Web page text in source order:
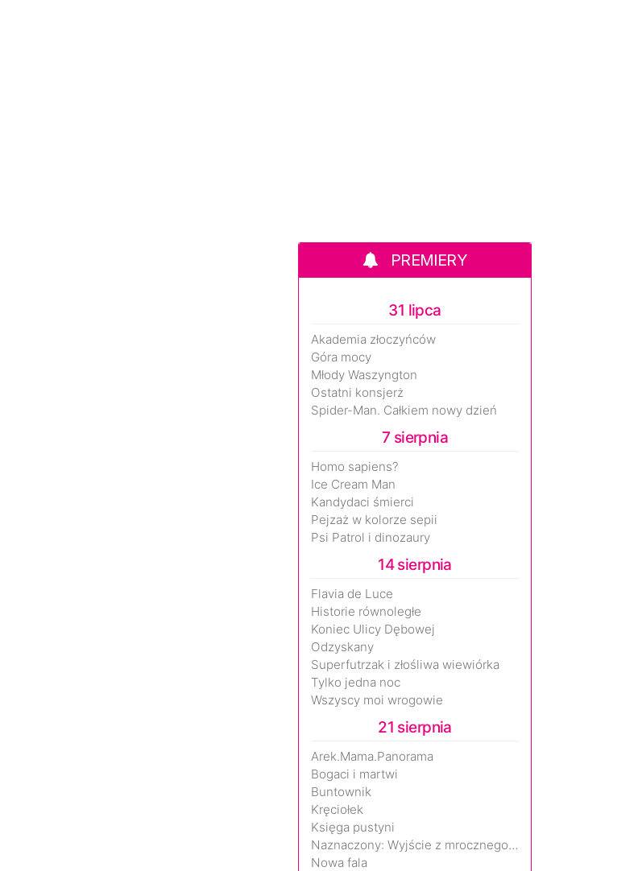
PREMIERY
31 lipca
Akademia złoczyńców
Góra mocy
Młody Waszyngton
Ostatni konsjerż
Spider-Man. Całkiem nowy dzień
7 sierpnia
Homo sapiens?
Ice Cream Man
Kandydaci śmierci
Pejzaż w kolorze sepii
Psi Patrol i dinozaury
14 sierpnia
Flavia de Luce
Historie równoległe
Koniec Ulicy Dębowej
Odzyskany
Superfutrzak i złośliwa wiewiórka
Tylko jedna noc
Wszyscy moi wrogowie
21 sierpnia
Arek.Mama.Panorama
Bogaci i martwi
Buntownik
Kręciołek
Księga pustyni
Naznaczony: Wyjście z mrocznego wymiaru
Nowa fala